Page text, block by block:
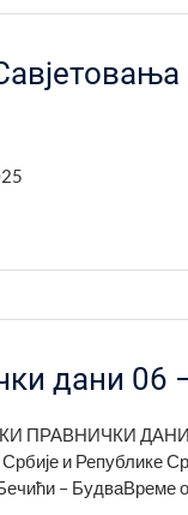
дани 06
ПРАВНИЧКИ ДАНИ
Србије и
– БудваВреме